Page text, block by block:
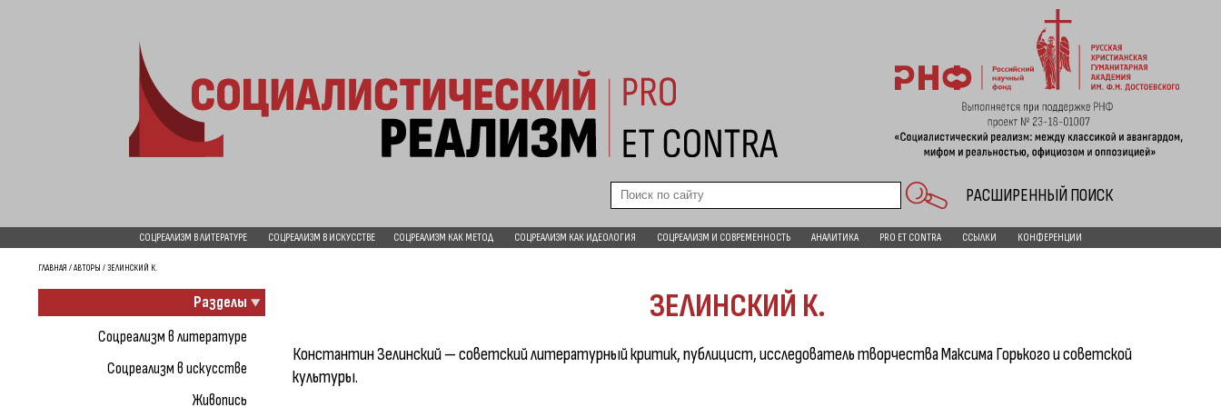
РАСШИРЕННЫЙ ПОИСК
СОЦРЕАЛИЗМ В ЛИТЕРАТУРЕ СОЦРЕАЛИЗМ В ИСКУССТВЕ СОЦРЕАЛИЗМ КАК МЕТОД СОЦРЕАЛИЗМ КАК ИДЕОЛОГИЯ СОЦРЕАЛИЗМ И СОВРЕМЕННОСТЬ АНАЛИТИКА PRO ET CONTRA ССЫЛКИ КОНФЕРЕНЦИИ
ГЛАВНАЯ /АВТОРЫ / ЗЕЛИНСКИЙ К.
Разделы
Соцреализм в литературе
Соцреализм в искусстве
Живопись
ЗЕЛИНСКИЙ К.
Константин Зелинский — советский литературный критик, публицист, исследователь творчества Максима Горького и советской
культуры.